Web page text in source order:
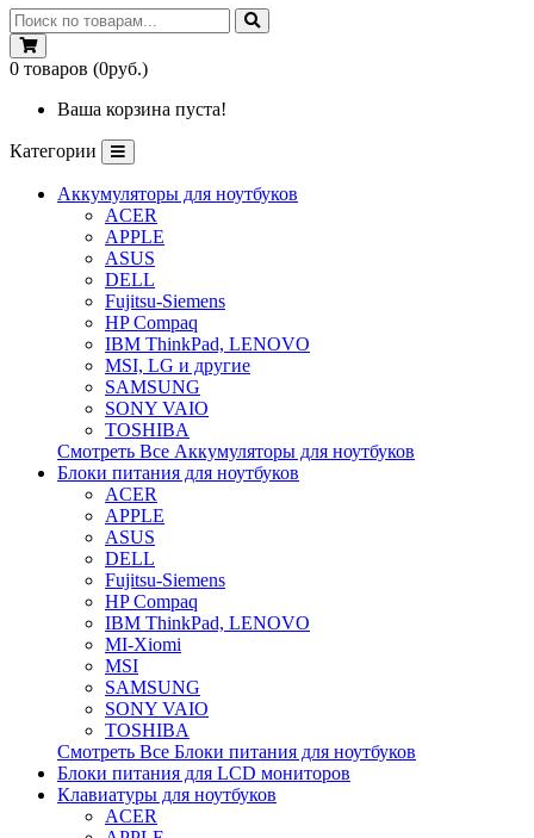
0 товаров (0руб.)
Ваша корзина пуста!
Категории
Аккумуляторы для ноутбуков
ACER
APPLE
ASUS
DELL
Fujitsu-Siemens
HP Compaq
IBM ThinkPad, LENOVO
MSI, LG и другие
SAMSUNG
SONY VAIO
TOSHIBA
Смотреть Все Аккумуляторы для ноутбуков
Блоки питания для ноутбуков
ACER
APPLE
ASUS
DELL
Fujitsu-Siemens
HP Compaq
IBM ThinkPad, LENOVO
MI-Xiomi
MSI
SAMSUNG
SONY VAIO
TOSHIBA
Смотреть Все Блоки питания для ноутбуков
Блоки питания для LCD мониторов
Клавиатуры для ноутбуков
ACER